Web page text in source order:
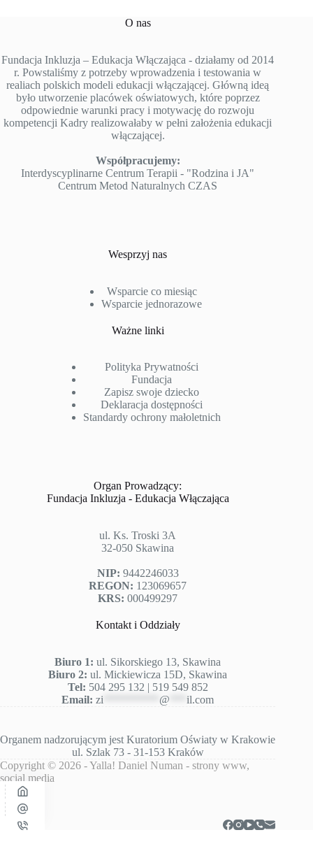
O nas
Fundacja Inkluzja – Edukacja Włączająca - działamy od 2014
r. Powstaliśmy z potrzeby wprowadzenia i testowania w
realiach polskich modeli edukacji włączającej. Główną ideą
było utworzenie placówek oświatowych, które poprzez
odpowiednie warunki pracy i motywację do rozwoju
kompetencji Kadry realizowałaby w pełni założenia edukacji
włączającej.
Współpracujemy:
Interdyscyplinarne Centrum Terapii - "Rodzina i JA"
Centrum Metod Naturalnych CZAS
Wesprzyj nas
Wsparcie co miesiąc
Wsparcie jednorazowe
Ważne linki
Polityka Prywatności
Fundacja
Zapisz swoje dziecko
Deklaracja dostępności
Standardy ochrony małoletnich
Organ Prowadzący:
Fundacja Inkluzja - Edukacja Włączająca
ul. Ks. Troski 3A
32-050 Skawina
NIP: 9442246033
REGON: 123069657
KRS: 000499297
Kontakt i Oddziały
Biuro 1: ul. Sikorskiego 13, Skawina
Biuro 2: ul. Mickiewicza 15D, Skawina
Tel: 504 295 132 | 519 549 852
Email:zi @ ***il.com
Organem nadzorującym jestKuratorium Oświaty w Krakowie
ul. Szlak 73 - 31-153 Kraków
Copyright © 2026 -Yalla! Daniel Numan - strony www,
social media